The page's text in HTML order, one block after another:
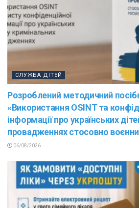
СЛУЖБА ДІТЕЙ
Розроблений методичний
«Використання OSINT та
інформації про українських
провадженнях стосовно
06/08/2026